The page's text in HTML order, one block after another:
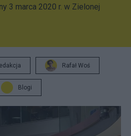
3 marca 2020 r. w Zielonej
Rafał Woś
Blogi